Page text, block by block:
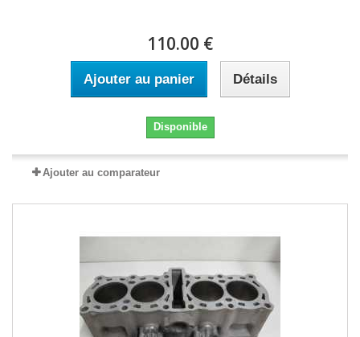
110.00 €
Ajouter au panier Détails
Disponible
Ajouter au comparateur